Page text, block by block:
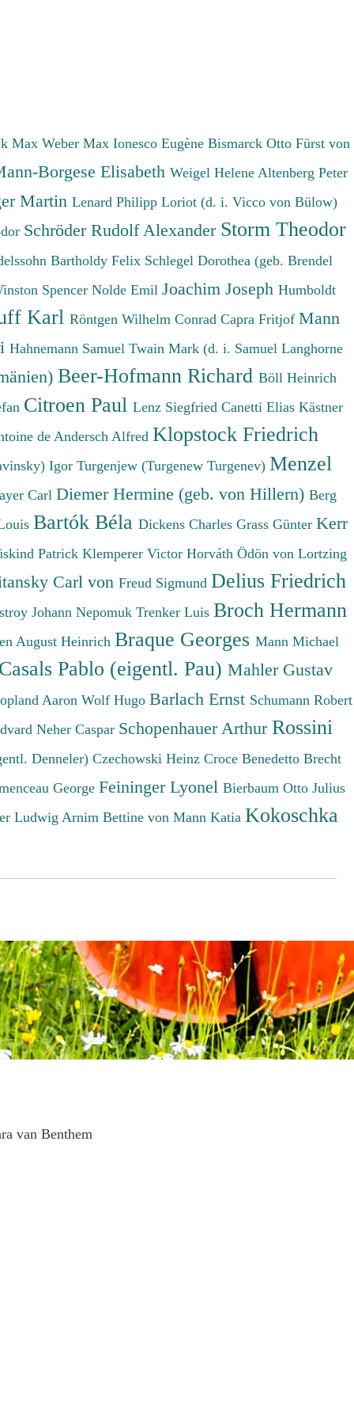
MaxWeber MaxIonesco EugèneBismarck Otto Fürst von
Borgese Elisabeth Weigel Helene Altenberg Peter
Martin Lenard Philipp Loriot (d. i. Vicco von Bülow)
Schröder Rudolf Alexander Storm Theodor
Bartholdy Felix Schlegel Dorothea (geb. Brendel
Spencer Nolde Emil Joachim Joseph Humboldt
Karl Röntgen Wilhelm Conrad Capra Fritjof Mann
Hahnemann Samuel Twain Mark (d. i. Samuel Langhorne
Beer-Hofmann Richard Böll Heinrich
Citroen Paul Lenz Siegfried Canetti Elias Kästner
de Andersch Alfred Klopstock Friedrich
Igor Turgenjew (Turgenew Turgenev) Menzel
Carl Diemer Hermine (geb. von Hillern) Berg
Bartók Béla Dickens Charles Grass Günter Kerr
Patrick Klemperer Victor Horváth Ödön von Lortzing
Carl von Freud Sigmund Delius Friedrich
Johann Nepomuk Trenker Luis Broch Hermann
August Heinrich Braque Georges Mann Michael
Pablo (eigentl. Pau) Mahler Gustav
Aaron Wolf Hugo Barlach Ernst Schumann Robert
Neher Caspar Schopenhauer Arthur Rossini
Denneler) Czechowski Heinz Croce Benedetto Brecht
George Feininger Lyonel Bierbaum Otto Julius
Ludwig Arnim Bettine von Mann Katia Kokoschka
van Benthem